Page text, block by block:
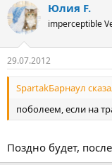
Юлия F.
imperceptible
29.07.2012
SpartakБарнаул
поболеем, если на
Поздно будет,